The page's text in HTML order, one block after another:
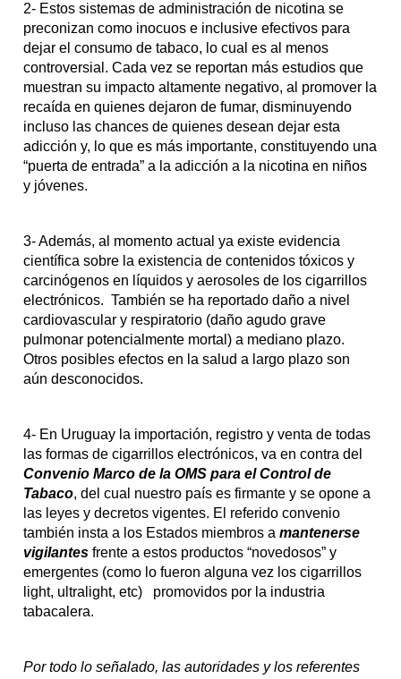
2- Estos sistemas de administración de nicotina se
preconizan como inocuos e inclusive efectivos para
dejar elconsumo de tabaco, lo cual es al menos
controversial. Cada vez se reportan más estudios que
muestran su impacto altamente negativo, al promover la
recaída en quienes dejaron de fumar,disminuyendo
incluso las chances de quienes desean dejar esta
adicción y, lo que es más importante, constituyendo una
“puerta de entrada” a la adicción a la nicotina en niños
y jóvenes.
3- Además, al momento actual ya existe evidencia
científica sobre la existencia de contenidos tóxicos y
carcinógenos en líquidos y aerosoles de los cigarrillos
electrónicos. También se ha reportado daño a nivel
cardiovascular y respiratorio (daño agudo grave
pulmonar potencialmente mortal) a mediano plazo.
Otros posibles efectos en la salud a largo plazo son
aún desconocidos.
4- En Uruguay la importación, registro y venta de todas
las formas de cigarrillos electrónicos, va en contra del
Convenio Marco de la OMS para el Control de
Tabaco, del cual nuestro país es firmante y se opone a
las leyes y decretos vigentes. El referido convenio
también insta a los Estados miembros amantenerse
vigilantes frente a estos productos “novedosos” y
emergentes (como lo fueron alguna vez los cigarrillos
light, ultralight,etc) promovidos por la industria
tabacalera.
Por todo lo señalado, las autoridades y los referentes